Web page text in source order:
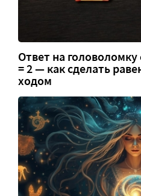
Ответ на головоломку
= 2 — как сделать
ходом